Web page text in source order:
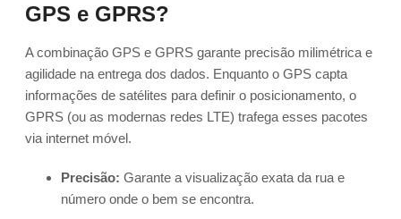
GPS e GPRS?
A combinação GPS e GPRS garante precisão milimétrica e
agilidade na entrega dos dados. Enquanto o GPS capta
informações de satélites para definir o posicionamento, o
GPRS (ou as modernas redes LTE) trafega esses pacotes
via internet móvel.
Precisão: Garante a visualização exata da rua e
número onde o bem se encontra.